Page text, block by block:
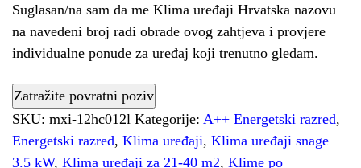
Suglasan/na sam da me Klima uređaji Hrvatska nazovu
na navedeni broj radi obrade ovog zahtjeva i provjere
individualne ponude za uređaj koji trenutno gledam.
SKU: mxi-12hc012l Kategorije: A++ Energetski razred,
Energetski razred, Klima uređaji, Klima uređaji snage
3.5 kW, Klima uređaji za 21-40 m2, Klime po